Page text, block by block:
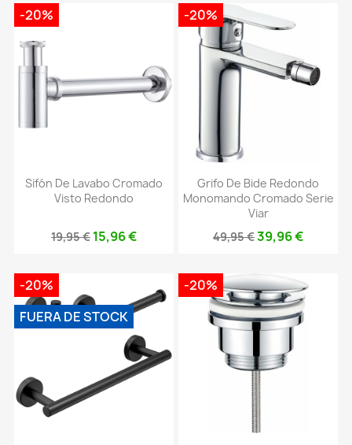
Sifón De Lavabo Cromado
Visto Redondo
19,95 € 15,96 €
-20%
Grifo De Bide Redondo
Monomando Cromado Serie
Viar
49,95 €39,96 €
-20%
-20%
FUERA DE STOCK
-20%